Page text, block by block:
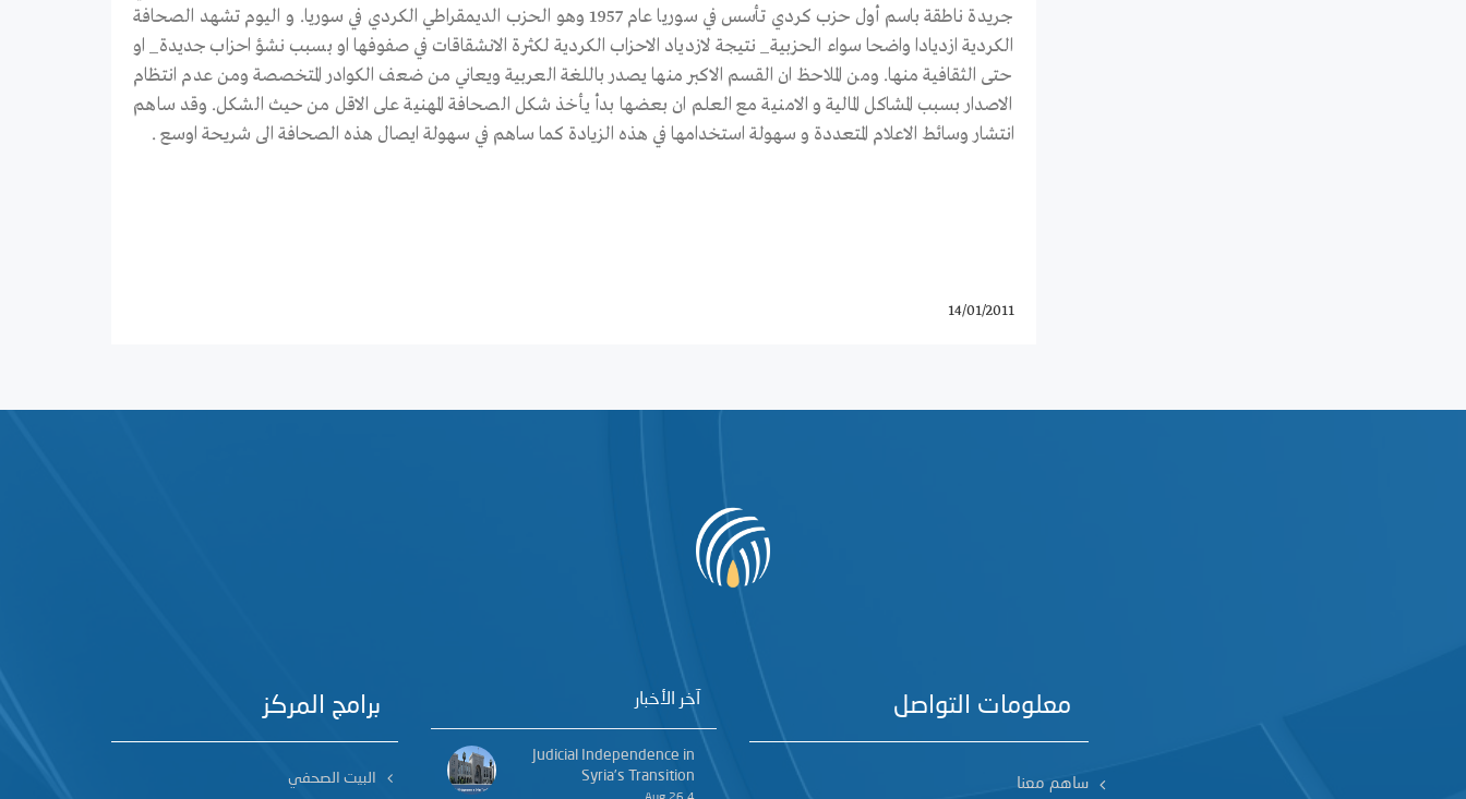
جريدة ناطقة باسم أول حزب كردي تأسس في سوريا عام 1957 وهو الحزب الديمقراطي الكردي في سوريا. و اليوم تشهد الصحافة
الكردية ازديادا واضحا سواء الحزبية_ نتيجة لازدياد الاحزاب الكردية لكثرة الانشقاقات في صفوفها او بسبب نشؤ احزاب جديدة_ او
حتى الثقافية منها. ومن الملاحظ ان القسم الاكبر منها يصدر باللغة العربية ويعاني من ضعف الكوادر المتخصصة ومن عدم انتظام
الاصدار بسبب المشاكل المالية و الامنية مع العلم ان بعضها بدأ يأخذ شكل الصحافة المهنية على الاقل من حيث الشكل. وقد ساهم
انتشار وسائط الاعلام المتعددة و سهولة استخدامها في هذه الزيادة كما ساهم في سهولة ايصال هذه الصحافة الى شريحة اوسع .
14/01/2011
برامج المركز
البيت الصحفي
آخر الأخبار
Judicial Independence in
Syria’s Transition
معلومات التواصل
ساهم معنا